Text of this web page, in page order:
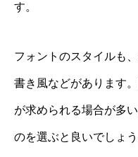
す。
フォントのスタイルも
書き風などがあります
が求められる場合が多
のを選ぶと良いでしょう